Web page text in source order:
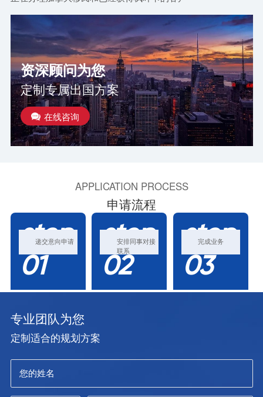
显。
资深顾问为您
定制专属出国方案
在线咨询
APPLICATION PROCESS
申请流程
step
01
递交意向申请
step
02
安排同事对接
联系
step
03
完成业务
专业团队为您
定制适合的规划方案